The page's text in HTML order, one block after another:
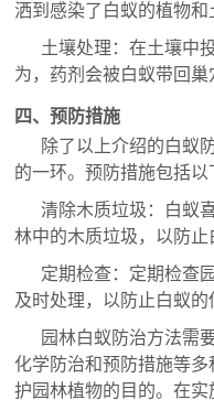
洒到感染了白蚁的植物和
土壤处理：在土壤中
为，药剂会被白蚁带回巢
四、预防措施
除了以上介绍的白蚁
的一环。预防措施包括以
清除木质垃圾：白蚁喜
林中的木质垃圾，以防止
定期检查：定期检查
及时处理，以防止白蚁的
园林白蚁防治方法需要
化学防治和预防措施等
护园林植物的目的。在